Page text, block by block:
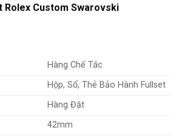
Rolex Custom Swarovski
Hàng Chế Tác
Hộp, Sổ, Thẻ Bảo Hành Fullset
Hàng Đặt
42mm